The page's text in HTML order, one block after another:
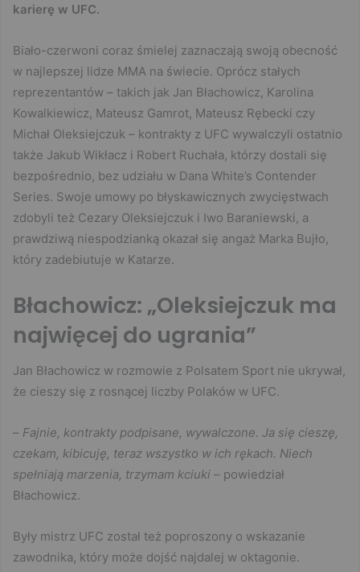
karierę w UFC.
Biało-czerwoni coraz śmielej zaznaczają swoją obecność
w najlepszej lidze MMA na świecie. Oprócz stałych
reprezentantów – takich jak Jan Błachowicz, Karolina
Kowalkiewicz, Mateusz Gamrot, Mateusz Rębecki czy
Michał Oleksiejczuk – kontrakty z UFC wywalczyli ostatnio
także Jakub Wikłacz i Robert Ruchała, którzy dostali się
bezpośrednio, bez udziału w Dana White’s Contender
Series. Swoje umowy po błyskawicznych zwycięstwach
zdobyli też Cezary Oleksiejczuk i Iwo Baraniewski, a
prawdziwą niespodzianką okazał się angaż Marka Bujło,
który zadebiutuje w Katarze.
Błachowicz: „Oleksiejczuk ma
najwięcej do ugrania”
Jan Błachowicz w rozmowie z Polsatem Sport nie ukrywał,
że cieszy się z rosnącej liczby Polaków w UFC.
– Fajnie, kontrakty podpisane, wywalczone. Ja się cieszę,
czekam, kibicuję, teraz wszystko w ich rękach. Niech
spełniają marzenia, trzymam kciuki – powiedział
Błachowicz.
Były mistrz UFC został też poproszony o wskazanie
zawodnika, który może dojść najdalej w oktagonie.